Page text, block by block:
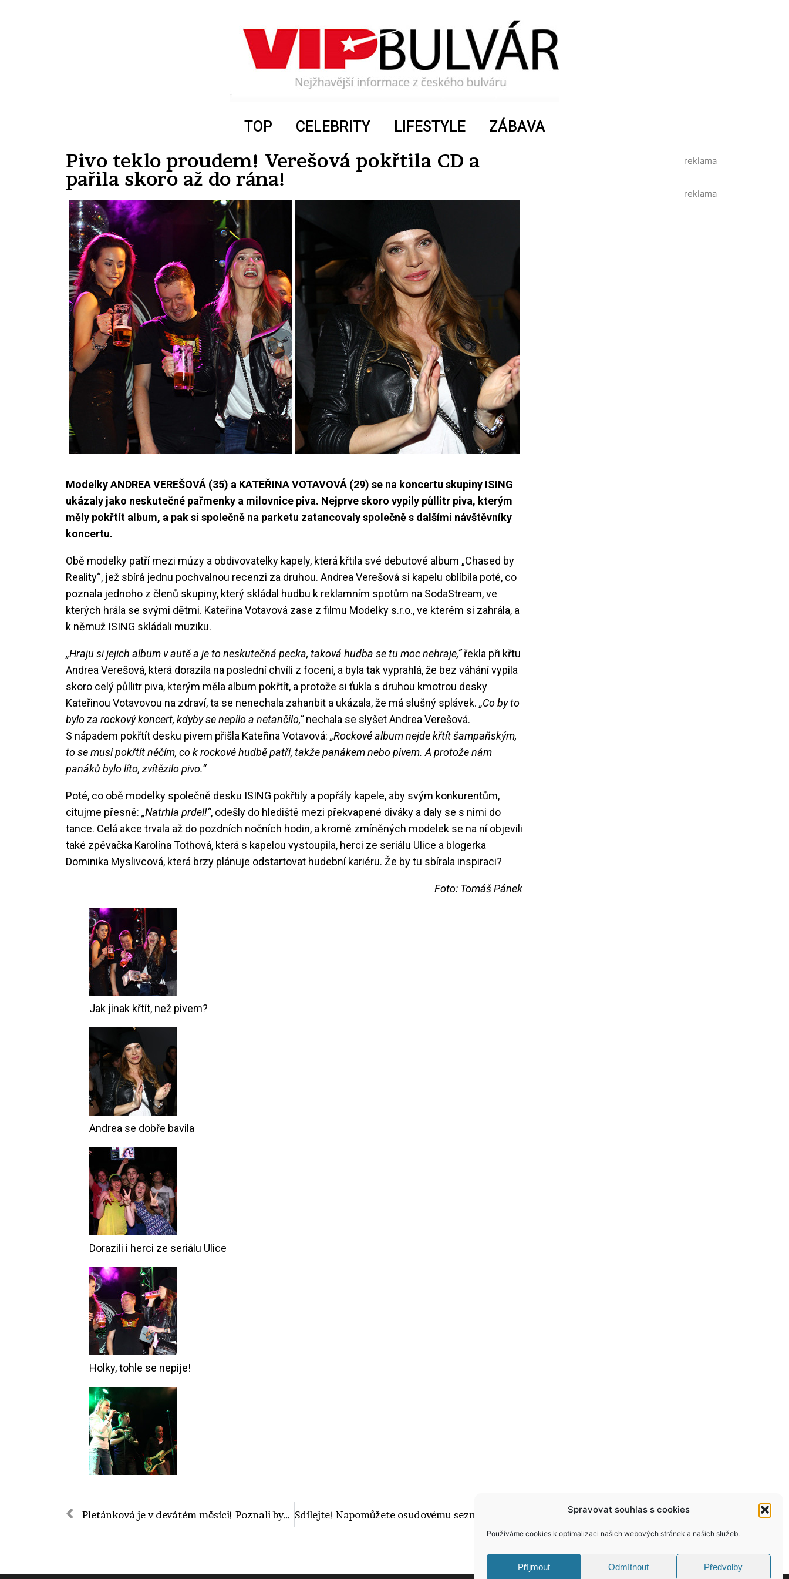
Spravovat souhlas s cookies
Používáme cookies k optimalizaci našich webových stránek a našich služeb.
Příjmout Odmítnout Předvolby
TOP CELEBRITY LIFESTYLE ZÁBAVA
Pivo teklo proudem! Verešová pokřtila CD a
pařila skoro až do rána!
Modelky ANDREA VEREŠOVÁ (35) a KATEŘINA VOTAVOVÁ (29) se na koncertu skupiny ISING
ukázaly jako neskutečné pařmenky a milovnice piva. Nejprve skoro vypily půllitr piva, kterým
měly pokřtít album, a pak si společně na parketu zatancovaly společně s dalšími návštěvníky
koncertu.
Obě modelky patří mezi múzy a obdivovatelky kapely, která křtila své debutové album „Chased by
Reality“, jež sbírá jednu pochvalnou recenzi za druhou. Andrea Verešová si kapelu oblíbila poté, co
poznala jednoho z členů skupiny, který skládal hudbu k reklamním spotům na SodaStream, ve
kterých hrála se svými dětmi. Kateřina Votavová zase z filmu Modelky s.r.o., ve kterém si zahrála, a
k němuž ISING skládali muziku.
„Hraju si jejich album v autě a je to neskutečná pecka, taková hudba se tu moc nehraje,“řekla při křtu
Andrea Verešová, která dorazila na poslední chvíli z focení, a byla tak vyprahlá, že bez váhání vypila
skoro celý půllitr piva, kterým měla album pokřtít, a protože si ťukla s druhou kmotrou desky
Kateřinou Votavovou na zdraví, ta se nenechala zahanbit a ukázala, že má slušný splávek. „Co by to
bylo za rockový koncert, kdyby se nepilo a netančilo,“nechala se slyšet Andrea Verešová.
S nápadem pokřtít desku pivem přišla Kateřina Votavová: „Rockové album nejde křtít šampaňským,
to se musí pokřtít něčím, co k rockové hudbě patří, takže panákem nebo pivem. A protože nám
panáků bylo líto, zvítězilo pivo.“
Poté, co obě modelky společně desku ISING pokřtily a popřály kapele, aby svým konkurentům,
citujme přesně: „Natrhla prdel!“, odešly do hlediště mezi překvapené diváky a daly se s nimi do
tance. Celá akce trvala až do pozdních nočních hodin, a kromě zmíněných modelek se na ní objevili
také zpěvačka Karolína Tothová, která s kapelou vystoupila, herci ze seriálu Ulice a blogerka
Dominika Myslivcová, která brzy plánuje odstartovat hudební kariéru. Že by tu sbírala inspiraci?
Foto: Tomáš Pánek
Jak jinak křtít, než pivem?
Andrea se dobře bavila
Dorazili i herci ze seriálu Ulice
Holky, tohle se nepije!
Pletánková je v devátém měsíci! Poznali byste to na ní?
reklama
reklama